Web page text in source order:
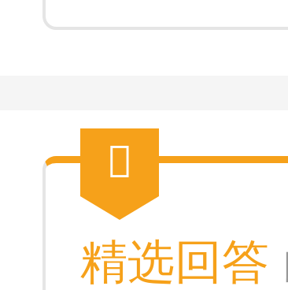
精选回答